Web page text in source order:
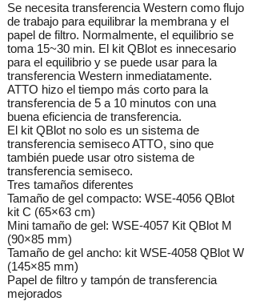
Se necesita transferencia Western como flujo
de trabajo para equilibrar la membrana y el
papel de filtro. Normalmente, el equilibrio se
toma 15~30 min. El kit QBlot es innecesario
para el equilibrio y se puede usar para la
transferencia Western inmediatamente.
ATTO hizo el tiempo más corto para la
transferencia de 5 a 10 minutos con una
buena eficiencia de transferencia.
El kit QBlot no solo es un sistema de
transferencia semiseco ATTO, sino que
también puede usar otro sistema de
transferencia semiseco.
Tres tamaños diferentes
Tamaño de gel compacto: WSE-4056 QBlot
kit C (65×63 cm)
Mini tamaño de gel: WSE-4057 Kit QBlot M
(90×85 mm)
Tamaño de gel ancho: kit WSE-4058 QBlot W
(145×85 mm)
Papel de filtro y tampón de transferencia
mejorados